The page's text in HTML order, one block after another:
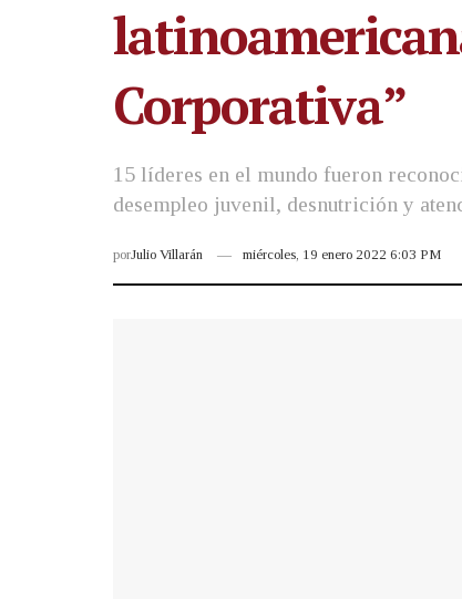
Corporativa”
15 líderes en el mundo fueron
desempleo juvenil, desnutrición y
porJulio Villarán miércoles, 19 enero 2022 6:03 PM